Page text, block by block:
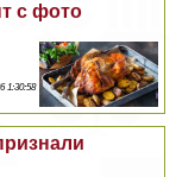
с фото
1:30:58